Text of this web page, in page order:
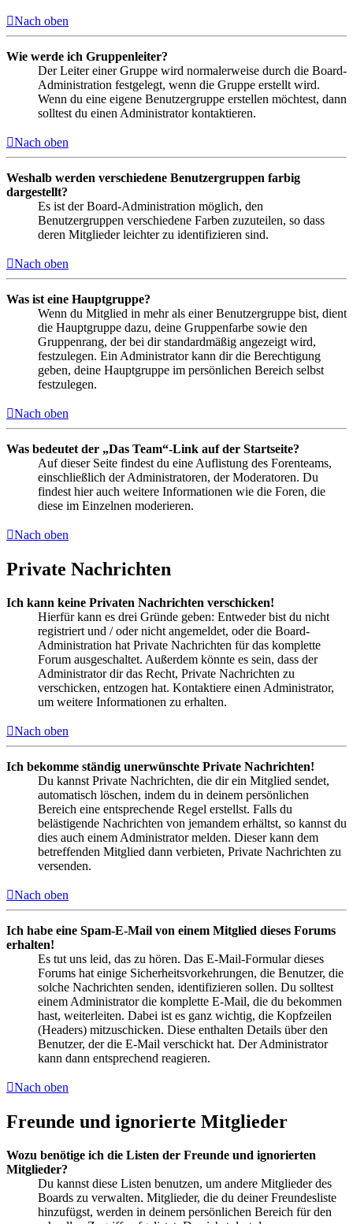
Nach oben
Wie werde ich Gruppenleiter?
Der Leiter einer Gruppe wird normalerweise durch die Board-
Administration festgelegt, wenn die Gruppe erstellt wird.
Wenn du eine eigene Benutzergruppe erstellen möchtest, dann
solltest du einen Administrator kontaktieren.
Nach oben
Weshalb werden verschiedene Benutzergruppen farbig
dargestellt?
Es ist der Board-Administration möglich, den
Benutzergruppen verschiedene Farben zuzuteilen, so dass
deren Mitglieder leichter zu identifizieren sind.
Nach oben
Was ist eine Hauptgruppe?
Wenn du Mitglied in mehr als einer Benutzergruppe bist, dient
die Hauptgruppe dazu, deine Gruppenfarbe sowie den
Gruppenrang, der bei dir standardmäßig angezeigt wird,
festzulegen. Ein Administrator kann dir die Berechtigung
geben, deine Hauptgruppe im persönlichen Bereich selbst
festzulegen.
Nach oben
Was bedeutet der „Das Team“-Link auf der Startseite?
Auf dieser Seite findest du eine Auflistung des Forenteams,
einschließlich der Administratoren, der Moderatoren. Du
findest hier auch weitere Informationen wie die Foren, die
diese im Einzelnen moderieren.
Nach oben
Private Nachrichten
Ich kann keine Privaten Nachrichten verschicken!
Hierfür kann es drei Gründe geben: Entweder bist du nicht
registriert und / oder nicht angemeldet, oder die Board-
Administration hat Private Nachrichten für das komplette
Forum ausgeschaltet. Außerdem könnte es sein, dass der
Administrator dir das Recht, Private Nachrichten zu
verschicken, entzogen hat. Kontaktiere einen Administrator,
um weitere Informationen zu erhalten.
Nach oben
Ich bekomme ständig unerwünschte Private Nachrichten!
Du kannst Private Nachrichten, die dir ein Mitglied sendet,
automatisch löschen, indem du in deinem persönlichen
Bereich eine entsprechende Regel erstellst. Falls du
belästigende Nachrichten von jemandem erhältst, so kannst du
dies auch einem Administrator melden. Dieser kann dem
betreffenden Mitglied dann verbieten, Private Nachrichten zu
versenden.
Nach oben
Ich habe eine Spam-E-Mail von einem Mitglied dieses Forums
erhalten!
Es tut uns leid, das zu hören. Das E-Mail-Formular dieses
Forums hat einige Sicherheitsvorkehrungen, die Benutzer, die
solche Nachrichten senden, identifizieren sollen. Du solltest
einem Administrator die komplette E-Mail, die du bekommen
hast, weiterleiten. Dabei ist es ganz wichtig, die Kopfzeilen
(Headers) mitzuschicken. Diese enthalten Details über den
Benutzer, der die E-Mail verschickt hat. Der Administrator
kann dann entsprechend reagieren.
Nach oben
Freunde und ignorierte Mitglieder
Wozu benötige ich die Listen der Freunde und ignorierten
Mitglieder?
Du kannst diese Listen benutzen, um andere Mitglieder des
Boards zu verwalten. Mitglieder, die du deiner Freundesliste
hinzufügst, werden in deinem persönlichen Bereich für den